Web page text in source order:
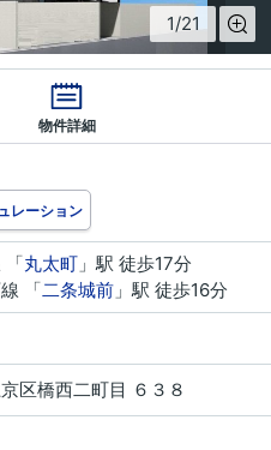
1/21
物件詳細
レーション
「丸太町 」駅 徒歩17分
「二条城前 」駅 徒歩16分
区橋西二町目 ６３８